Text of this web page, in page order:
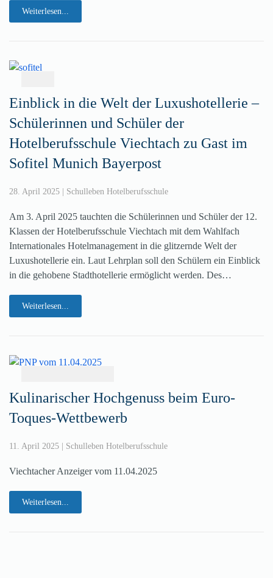
Weiterlesen...
Einblick in die Welt der Luxushotellerie –
Schülerinnen und Schüler der
Hotelberufsschule Viechtach zu Gast im
Sofitel Munich Bayerpost
28. April 2025 | Schulleben Hotelberufsschule
Am 3. April 2025 tauchten die Schülerinnen und Schüler der 12.
Klassen der Hotelberufsschule Viechtach mit dem Wahlfach
Internationales Hotelmanagement in die glitzernde Welt der
Luxushotellerie ein. Laut Lehrplan soll den Schülern ein Einblick
in die gehobene Stadthotellerie ermöglicht werden. Des…
Weiterlesen...
Kulinarischer Hochgenuss beim Euro-
Toques-Wettbewerb
11. April 2025 | Schulleben Hotelberufsschule
Viechtacher Anzeiger vom 11.04.2025
Weiterlesen...